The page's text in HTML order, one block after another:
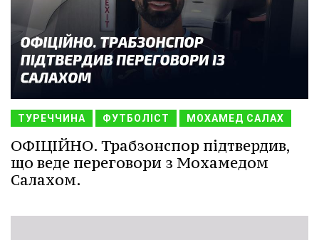
ТУРЕЧЧИНА ФУТБОЛІСТ МОХАМЕД САЛАХ
ОФІЦІЙНО. Трабзонспор підтвердив,
що веде переговори з Мохамедом
Салахом.